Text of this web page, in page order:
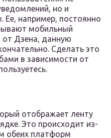
но и
Ее, например, постоянно
мобильный
от Дзена, данную
Сделать это
в зависимости от
отображает ленту
Это происходит из-
обеих платформ